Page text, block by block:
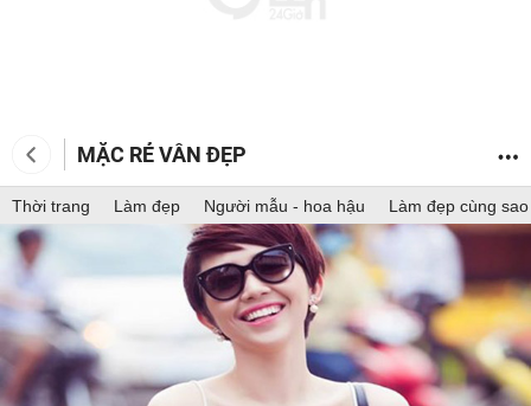
MẶC RẺ VẪN ĐẸP
Thời trang Làm đẹp Người mẫu - hoa hậu Làm đẹp cùng sao